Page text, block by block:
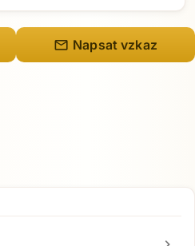
Přejít na hlavní obsah
mail Napsat vzkaz